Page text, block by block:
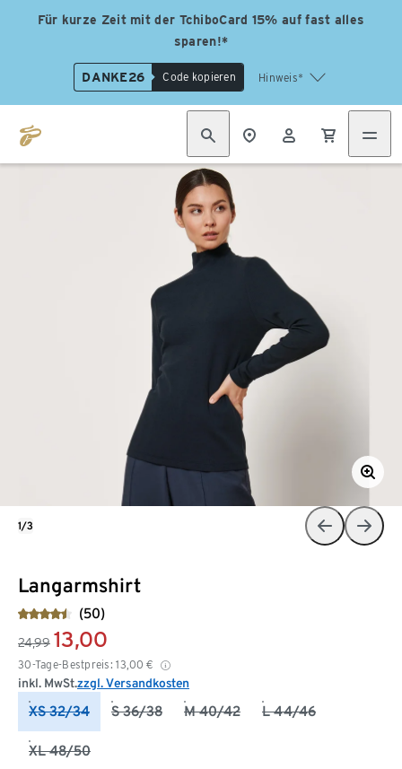
Für kurze Zeit mit der TchiboCard 15% auf fast alles
sparen!*
DANKE26 Code kopieren Hinweis*
Langarmshirt
(50)
24,99 13,00
30-Tage-Bestpreis: 13,00 €
inkl. MwSt.zzgl. Versandkosten
XS 32/34 S 36/38 M 40/42 L 44/46
XL 48/50
1/3